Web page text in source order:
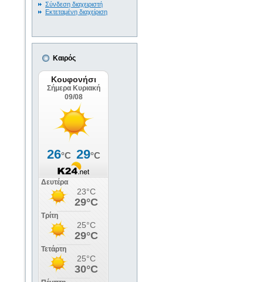
Σύνδεση διαχειριστή
Εκτεταμένη διαχείριση
Καιρός